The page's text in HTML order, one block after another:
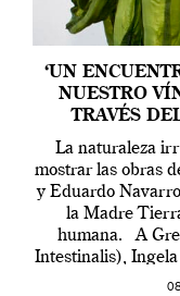
‘UN
NUESTRO
TRAVÉS
La naturaleza
mostrar las obras
y Eduardo
la Madre
humana. A
Intestinalis),